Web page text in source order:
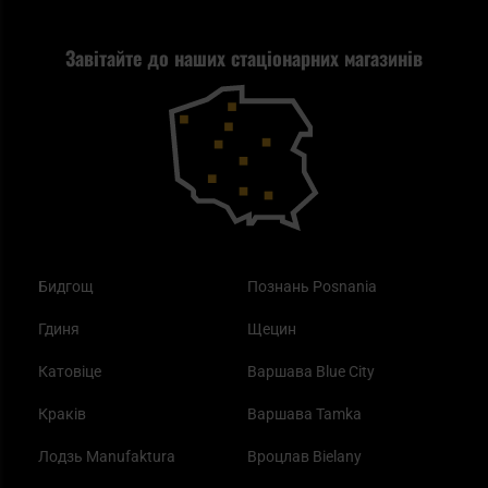
Завітайте до наших стаціонарних магазинів
Бидгощ
Гдиня
Катовіце
Краків
Лодзь Manufaktura
Познань Posnania
Щецин
Варшава Blue City
Варшава Tamka
Вроцлав Bielany
Повернення товару
Blackout - що це таке?
Як працює маска від смогу?
Найкращі спальні мішки на осінь
Самозахист